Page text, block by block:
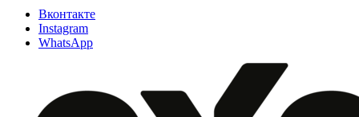
Вконтакте
Instagram
WhatsApp